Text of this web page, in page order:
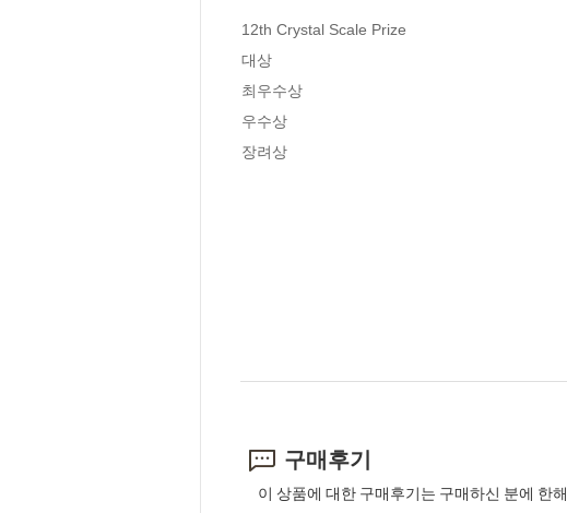
12th Crystal Scale Prize
대상
최우수상
우수상
장려상
구매후기
이 상품에 대한 구매후기는 구매하신 분에 한해